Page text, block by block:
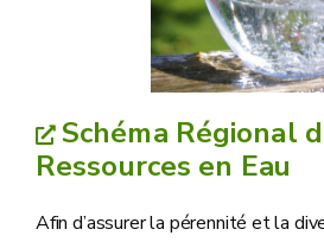
Schéma Régional
Ressources en Eau
Afin d’assurer la pérennité et la